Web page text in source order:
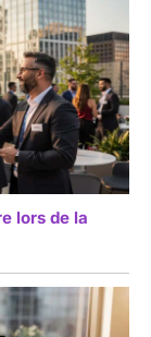
lors de la